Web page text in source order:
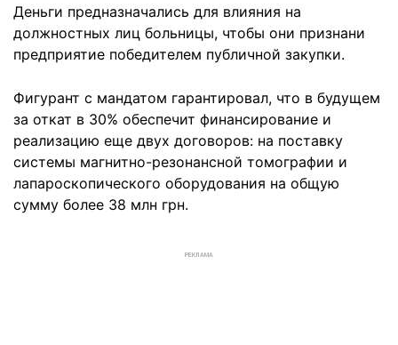
Деньги предназначались для влияния на
должностных лиц больницы, чтобы они признани
предприятие победителем публичной закупки.
Фигурант с мандатом гарантировал, что в будущем
за откат в 30% обеспечит финансирование и
реализацию еще двух договоров: на поставку
системы магнитно-резонансной томографии и
лапароскопического оборудования на общую
сумму более 38 млн грн.
РЕКЛАМА